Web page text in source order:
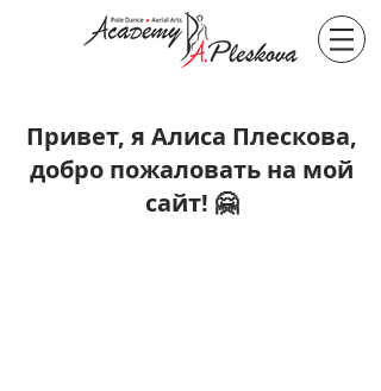
Привет, я Алиса Плескова,
добро пожаловать на мой
сайт! 🤗